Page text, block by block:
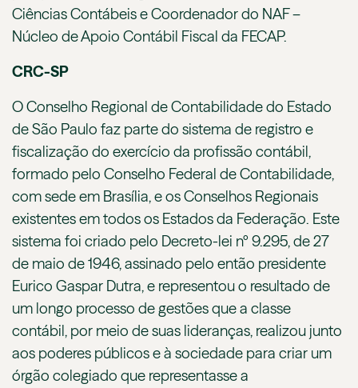
Ciências Contábeis e Coordenador do NAF –
Núcleo de Apoio Contábil Fiscal da FECAP.
CRC-SP
O Conselho Regional de Contabilidade do Estado
de São Paulo faz parte do sistema de registro e
fiscalização do exercício da profissão contábil,
formado pelo Conselho Federal de Contabilidade,
com sede em Brasília, e os Conselhos Regionais
existentes em todos os Estados da Federação. Este
sistema foi criado pelo Decreto-lei nº 9.295, de 27
de maio de 1946, assinado pelo então presidente
Eurico Gaspar Dutra, e representou o resultado de
um longo processo de gestões que a classe
contábil, por meio de suas lideranças, realizou junto
aos poderes públicos e à sociedade para criar um
órgão colegiado que representasse a